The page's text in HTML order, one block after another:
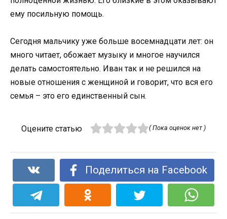
ему посильную помощь.
Сегодня мальчику уже больше восемнадцати лет: он
много читает, обожает музыку и многое научился
делать самостоятельно. Иван так и не решился на
новые отношения с женщиной и говорит, что вся его
семья – это его единственный сын.
Оцените статью ( Пока оценок нет )
Поделиться на Facebook